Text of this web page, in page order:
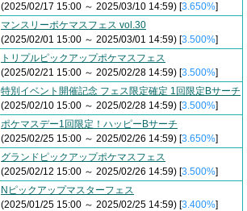
(2025/02/17 15:00 ～ 2025/03/10 14:59) [3.650%]
マンスリーポケマスフェス vol.30
(2025/02/01 15:00 ～ 2025/03/01 14:59) [3.500%]
トリプルピックアップポケマスフェス
(2025/02/21 15:00 ～ 2025/02/28 14:59) [3.500%]
特別イベント開催記念 フェス限定確定 1回限定Bサーチ
(2025/02/10 15:00 ～ 2025/02/28 14:59) [3.500%]
ポケマスデー1回限定！ハッピーBサーチ
(2025/02/25 15:00 ～ 2025/02/26 14:59) [3.650%]
グランドピックアップポケマスフェス
(2025/02/12 15:00 ～ 2025/02/26 14:59) [3.500%]
Nピックアップマスターフェス
(2025/01/25 15:00 ～ 2025/02/25 14:59) [3.400%]